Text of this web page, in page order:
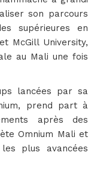
son parcours
supérieures en
McGill University,
au Mali une fois
lancées par sa
prend part à
après des
Omnium Mali et
plus avancées